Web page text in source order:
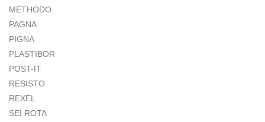
METHODO
PAGNA
PIGNA
PLASTIBOR
POST-IT
RESISTO
REXEL
SEI ROTA